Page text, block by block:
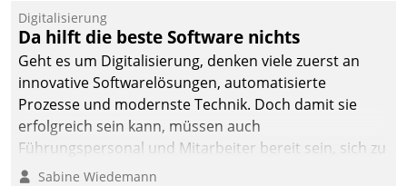
Digitalisierung
Da hilft die beste Software nichts
Geht es um Digitalisierung, denken viele zuerst an
innovative Softwarelösungen, automatisierte
Prozesse und modernste Technik. Doch damit sie
erfolgreich sein kann, müssen auch
Führungspersonal und Mitarbeiter bereit sein, sich zu
verändern und anzupassen, sonst werden sie an ihr
Sabine Wiedemann